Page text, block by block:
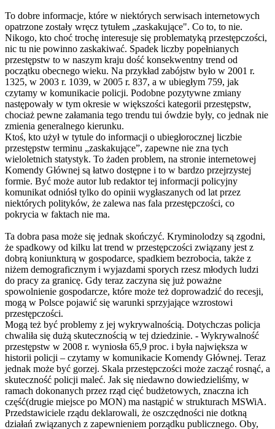
To dobre informacje, które w niektórych serwisach internetowych
opatrzone zostały wręcz tytułem „zaskakujące". Co to, to nie.
Nikogo, kto choć trochę interesuje się problematyką przestępczości,
nic tu nie powinno zaskakiwać. Spadek liczby popełnianych
przestępstw to w naszym kraju dość konsekwentny trend od
początku obecnego wieku. Na przykład zabójstw było w 2001 r.
1325, w 2003 r. 1039, w 2005 r. 837, a w ubiegłym 759, jak
czytamy w komunikacie policji. Podobne pozytywne zmiany
następowały w tym okresie w większości kategorii przestępstw,
chociaż pewne załamania tego trendu tui ówdzie były, co jednak nie
zmienia generalnego kierunku.
Ktoś, kto użył w tytule do informacji o ubiegłorocznej liczbie
przestępstw terminu „zaskakujące”, zapewne nie zna tych
wieloletnich statystyk. To żaden problem, na stronie internetowej
Komendy Głównej są łatwo dostępne i to w bardzo przejrzystej
formie. Być może autor lub redaktor tej informacji policyjny
komunikat odniósł tylko do opinii wygłaszanych od lat przez
niektórych polityków, że zalewa nas fala przestępczości, co
pokrycia w faktach nie ma.
Ta dobra pasa może się jednak skończyć. Kryminolodzy są zgodni,
że spadkowy od kilku lat trend w przestępczości związany jest z
dobrą koniunkturą w gospodarce, spadkiem bezrobocia, także z
niżem demograficznym i wyjazdami sporych rzesz młodych ludzi
do pracy za granicę. Gdy teraz zaczyna się już poważne
spowolnienie gospodarcze, które może też doprowadzić do recesji,
mogą w Polsce pojawić się warunki sprzyjające wzrostowi
przestępczości.
Mogą też być problemy z jej wykrywalnością. Dotychczas policja
chwaliła się dużą skutecznością w tej dziedzinie. - Wykrywalność
przestępstw w 2008 r. wyniosła 65,9 proc. i była największa w
historii policji – czytamy w komunikacie Komendy Głównej. Teraz
jednak może być gorzej. Skala przestępczości może zacząć rosnąć, a
skuteczność policji maleć. Jak się niedawno dowiedzieliśmy, w
ramach dokonanych przez rząd cięć budżetowych, znaczna ich
część(drugie miejsce po MON) ma nastąpić w strukturach MSWiA.
Przedstawiciele rządu deklarowali, że oszczędności nie dotkną
działań związanych z zapewnieniem porządku publicznego. Oby,